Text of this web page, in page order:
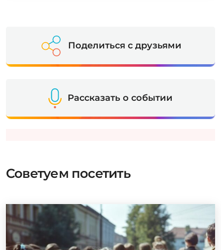
Поделиться с друзьями
Рассказать о событии
Советуем посетить